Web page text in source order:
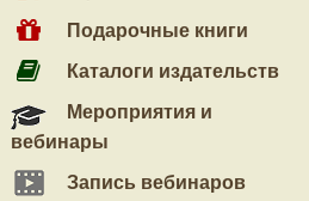
Подарочные книги
Каталоги издательств
Мероприятия и
вебинары
Запись вебинаров